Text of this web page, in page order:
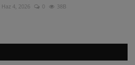
Haz 4, 2026 0 38B